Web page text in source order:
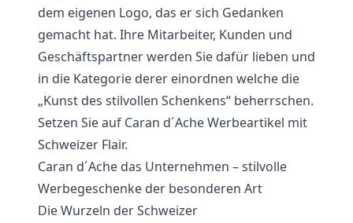
dem eigenen Logo, das er sich Gedanken
gemacht hat. Ihre Mitarbeiter, Kunden und
Geschäftspartner werden Sie dafür lieben und
in die Kategorie derer einordnen welche die
„Kunst des stilvollen Schenkens“ beherrschen.
Setzen Sie auf Caran d´Ache Werbeartikel mit
Schweizer Flair.
Caran d´Ache das Unternehmen – stilvolle
Werbegeschenke der besonderen Art
Die Wurzeln der Schweizer